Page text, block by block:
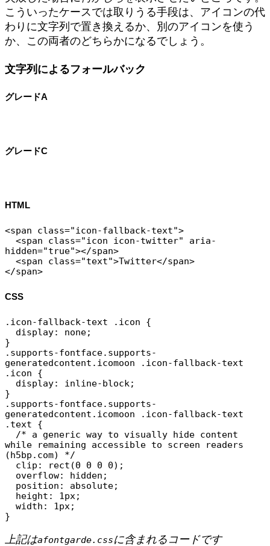
こういったケースでは取りうる手段は、アイコンの代
わりに文字列で置き換えるか、別のアイコンを使う
か、この両者のどちらかになるでしょう。
文字列によるフォールバック
グレードA
グレードC
HTML
<span class="icon-fallback-text">
hidden="true"></span>
CSS
.icon-fallback-text .icon {
}
.supports-fontface.supports-
generatedcontent.icomoon .icon-fallback-text
.icon {
}
.supports-fontface.supports-
generatedcontent.icomoon .icon-fallback-text
.text {
while remaining accessible to screen readers
(h5bp.com) */
上記はafontgarde.cssに含まれるコードです